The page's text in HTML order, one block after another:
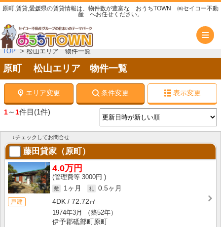
原町,賃貸,愛媛県の賃貸情報は、物件数が豊富な おうちTOWN ㈱セイコー不動
産 へお任せください。
TOP 松山エリア 物件一覧
原町 松山エリア 物件一覧
エリア変更 条件変更 表示変更
1～1件目 (1件)
↓チェックしてお問合せ
藤田貸家（原町）
戸建
4.0万円
3000円
1ヶ月
0.5ヶ月
4DK
72.72㎡
1974年3月
（築52年）
伊予郡砥部町原町